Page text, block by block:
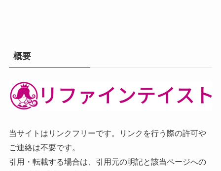
概要
当サイトはリンクフリーです。リンクを行う際の許可や
ご連絡は不要です。
引用・転載する場合は、引用元の明記と該当ページへの